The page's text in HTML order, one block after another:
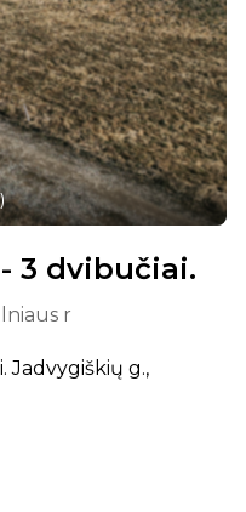
)
3 dvibučiai.
r
Jadvygiškių g.,